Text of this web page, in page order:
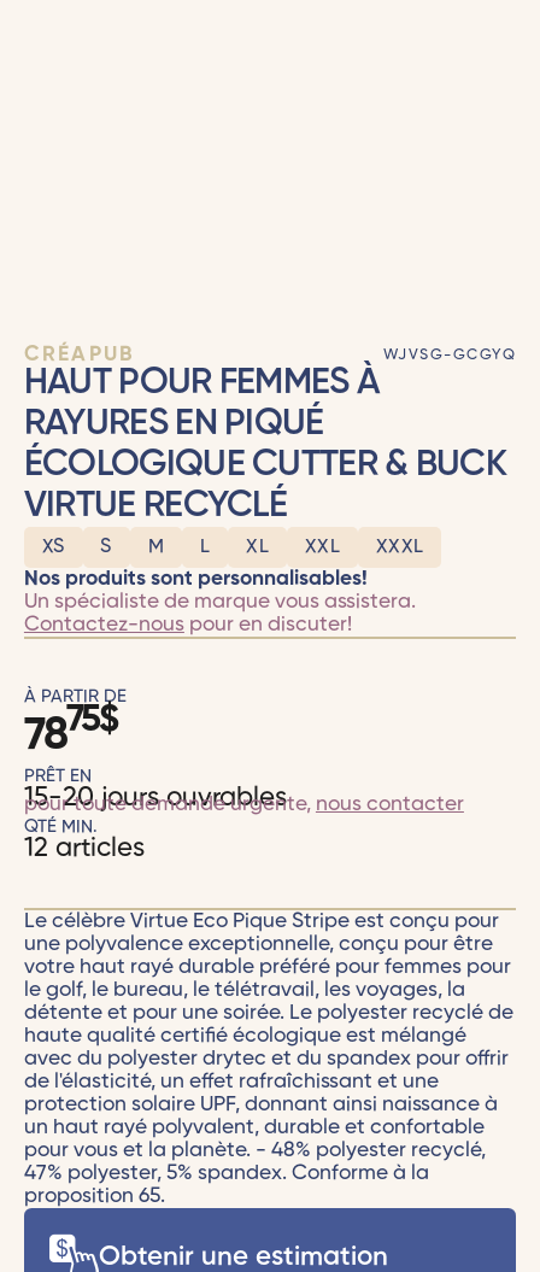
CRÉAPUB WJVSG-GCGYQ
HAUT POUR FEMMES À
RAYURES EN PIQUÉ
ÉCOLOGIQUE CUTTER & BUCK
VIRTUE RECYCLÉ
XS S M L XL XXL
XXXL
Nos produits sont personnalisables!
Un spécialiste de marque vous assistera.
Contactez-nouspour en discuter!
À PARTIR DE
7875$
PRÊT EN
15-20 jours ouvrables
pour toute demande urgente, nous contacter
QTÉ MIN.
12 articles
Le célèbre Virtue Eco Pique Stripe est conçu pour
une polyvalence exceptionnelle, conçu pour être
votre haut rayé durable préféré pour femmes pour
le golf, le bureau, le télétravail, les voyages, la
détente et pour une soirée. Le polyester recyclé de
haute qualité certifié écologique est mélangé
avec du polyester drytec et du spandex pour offrir
de l'élasticité, un effet rafraîchissant et une
protection solaire UPF, donnant ainsi naissance à
un haut rayé polyvalent, durable et confortable
pour vous et la planète. - 48% polyester recyclé,
47% polyester, 5% spandex. Conforme à la
proposition 65.
Obtenir une estimation